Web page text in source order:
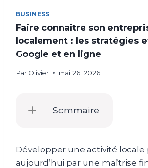
BUSINESS
Faire connaître son
localement : les stratégies
Google et en ligne
Par Olivier mai 26, 2026
Sommaire
Développer une activité locale
aujourd’hui par une maîtrise